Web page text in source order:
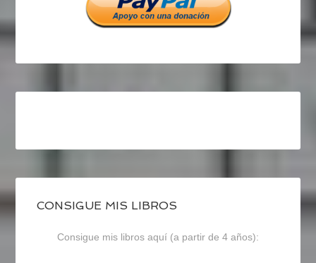
CONSIGUE MIS LIBROS
Consigue mis libros aquí (a partir de 4 años):